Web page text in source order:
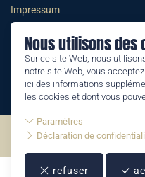
Nous utilisons des
Sur ce site Web, nous
notre site Web, vous
ici des informations
les cookies et dont vous
Paramètres
Déclaration de
refuser
Impressum
Informations juridiques
©2026 by Philatelie